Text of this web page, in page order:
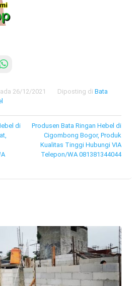
26/12/2021 Diposting di Bata
di
Produsen Bata Ringan Hebel di
Cigombong Bogor, Produk
Kualitas Tinggi Hubungi VIA
Telepon/WA 081381344044